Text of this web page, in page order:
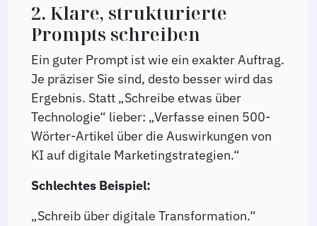
2. Klare, strukturierte
Prompts schreiben
Ein guter Prompt ist wie ein exakter Auftrag.
Je präziser Sie sind, desto besser wird das
Ergebnis. Statt „Schreibe etwas über
Technologie“ lieber: „Verfasse einen 500-
Wörter-Artikel über die Auswirkungen von
KI auf digitale Marketingstrategien.“
Schlechtes Beispiel:
„Schreib über digitale Transformation.“